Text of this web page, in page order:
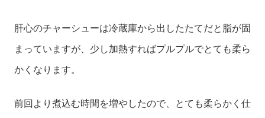
肝心のチャーシューは冷蔵庫から出したたてだと脂が固
まっていますが、少し加熱すればプルプルでとても柔ら
かくなります。
前回より煮込む時間を増やしたので、とても柔らかく仕